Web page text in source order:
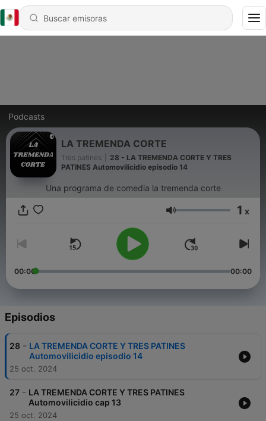
Podcasts
LA TREMENDA CORTE
Tres patines
28 - LA TREMENDA CORTE Y TRES
PATINES Automovilicidio episodio 14
Una programa de comedia la tremenda corte
Volumen 1 x
00:00 00:00
Episodios
28 - LA TREMENDA CORTE Y TRES PATINES
Automovilicidio episodio 14
25 oct. 2024
27 - LA TREMENDA CORTE Y TRES PATINES
Automovilicidio cap 13
25 oct. 2024